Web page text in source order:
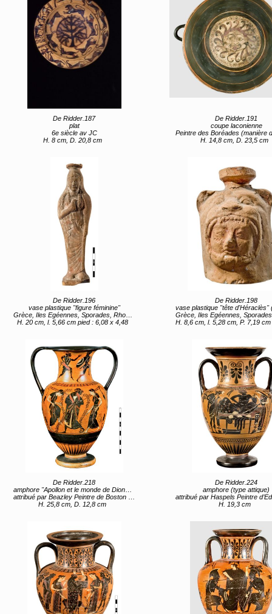
De Ridder.187
plat
6e siècle av JC
H. 8 cm, D. 20,8 cm
De Ridder.191
coupe laconienne
Peintre des Boréades (manière de) Grèce, Péloponnèse, Laconie, Sparte (lieu de création)
H. 14,8 cm, D. 23,5 cm
De Ridder.196
vase plastique "figure féminine"
Grèce, Iles Egéennes, Sporades, Rhodes (lieu de création) 6e siècle av JC
H. 20 cm, l. 5,66 cm pied : 6,08 x 4,48
De Ridder.198
vase plastique "tête d'Héraclès" (titre
Grèce, Iles Egéennes, Sporades, Samos (lieu de création) 6e
H. 8,6 cm, l. 5,28 cm, P. 7,19 cm diam embouchure 2,83 ; diam ouverture 1,19 ; épaisseur
De Ridder.218
amphore "Apollon et le monde de Dionysos"
attribué par Beazley Peintre de Boston 01.17 Grèce, Sterea Hellas Evoia, Attique (lieu de création) 2e moitié 6e siècle av JC
H. 25,8 cm, D. 12,8 cm
De Ridder.224
amphore (type attique)
attribué par Haspels Peintre d’Edinbourg (attribué) Grèce, Sterea Hellas Evoia, Attique (lieu de création)
H. 19,3 cm